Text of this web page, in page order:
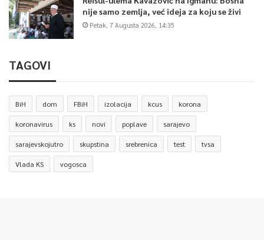
nije samo zemlja, već ideja za koju se živi
Petak, 7 Augusta 2026, 14:35
TAGOVI
BiH dom FBiH izolacija kcus korona
koronavirus ks novi poplave sarajevo
sarajevskojutro skupstina srebrenica test tvsa
Vlada KS vogosca